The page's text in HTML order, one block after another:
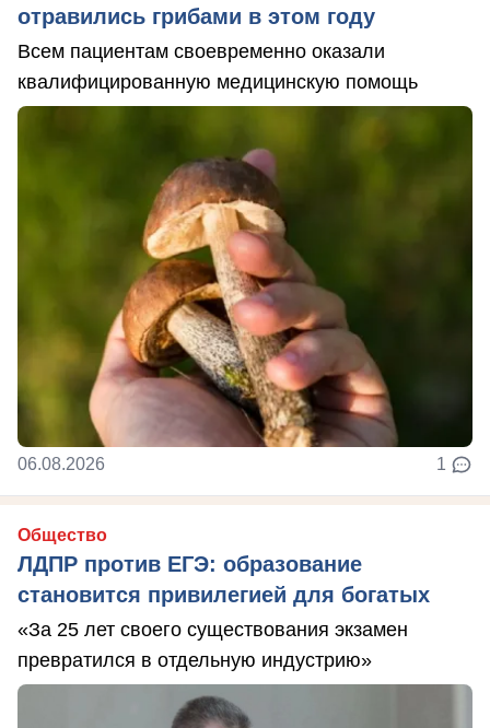
отравились грибами в этом году
Всем пациентам своевременно оказали
квалифицированную медицинскую помощь
06.08.2026 1
Общество
ЛДПР против ЕГЭ: образование
становится привилегией для богатых
«За 25 лет своего существования экзамен
превратился в отдельную индустрию»